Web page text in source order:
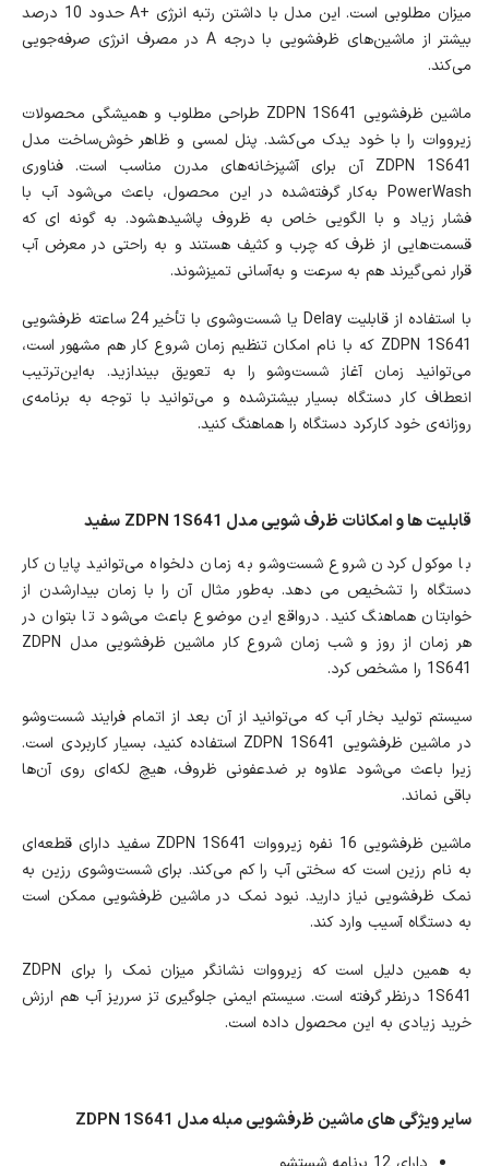
میزان مطلوبی است. این مدل با داشتن رتبه انرژی +A حدود 10 درصد
بیشتر از ماشین‌های ظرفشویی با درجه A در مصرف انرژی صرفه‌جویی
می‌کند.
ماشین ظرفشویی ZDPN 1S641 طراحی مطلوب و همیشگی محصولات
زیرووات را با خود یدک می‌کشد. پنل لمسی و ظاهر خوش‌ساخت مدل
ZDPN 1S641 آن برای آشپزخانه‌های مدرن مناسب است. فناوری
PowerWash به‌کار گرفته‌شده در این محصول، باعث می‌شود آب با
فشار زیاد و با الگویی خاص به ظروف پاشیده‎شود. به گونه ای که
قسمت‌هایی از ظرف که چرب و کثیف هستند و به راحتی در معرض آب
قرار نمی‌گیرند هم به سرعت و به‌آسانی تمیزشوند.
با استفاده از قابلیت Delay یا شست‌وشوی با تأخیر 24 ساعته ظرفشویی
ZDPN 1S641 که با نام امکان تنظیم زمان شروع کار هم مشهور است،
می‌توانید زمان آغاز شست‌وشو را به تعویق بیندازید. به‌این‌ترتیب
انعطاف کار دستگاه بسیار بیشترشده و می‌توانید با توجه به برنامه‌ی
روزانه‌ی خود کارکرد دستگاه را هماهنگ کنید.
قابلیت ها و امکانات ظرف شویی مدل ZDPN 1S641 سفید
با موکول کردن شروع شست‌وشو به زمان دلخواه می‌توانید پایان کار
دستگاه را تشخیص می دهد. به‌طور مثال آن را با زمان بیدارشدن از
خوابتان هماهنگ کنید. درواقع این موضوع باعث می‌شود تا بتوان در
هر زمان از روز و شب زمان شروع کار ماشین ظرفشویی مدل ZDPN
1S641 را مشخص کرد.
سیستم تولید بخار آب که می‌توانید از آن بعد از اتمام فرایند شست‌وشو
در ماشین ظرفشویی ZDPN 1S641 استفاده کنید، بسیار کاربردی است.
زیرا باعث می‌شود علاوه بر ضدعفونی ظروف، هیچ لکه‌ای روی آن‌ها
باقی نماند.
ماشین ظرفشویی 16 نفره زیرووات ZDPN 1S641 سفید دارای قطعه‌ای
به نام رزین است که سختی آب را کم می‌کند. برای شست‌وشوی رزین به
نمک ظرفشویی نیاز دارید. نبود نمک در ماشین ظرفشویی ممکن است
به دستگاه آسیب وارد کند.
به همین دلیل است که زیرووات نشانگر میزان نمک را برای ZDPN
1S641 درنظر گرفته است. سیستم ایمنی جلوگیری تز سرریز آب هم ارزش
خرید زیادی به این محصول داده است.
سایر ویژگی های ماشین ظرفشویی مبله مدل ZDPN 1S641